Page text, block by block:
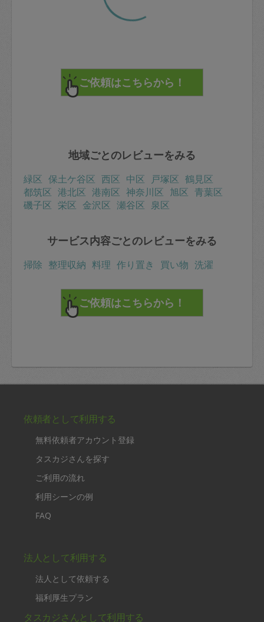
地域ごとのレビューをみる
緑区 保土ケ谷区 西区 中区 戸塚区 鶴見区
都筑区 港北区 港南区 神奈川区 旭区 青葉区
磯子区 栄区 金沢区 瀬谷区 泉区
サービス内容ごとのレビューをみる
掃除 整理収納 料理 作り置き 買い物 洗濯
依頼者として利用する
無料依頼者アカウント登録
タスカジさんを探す
ご利用の流れ
利用シーンの例
FAQ
法人として利用する
法人として依頼する
福利厚生プラン
タスカジさんとして利用する